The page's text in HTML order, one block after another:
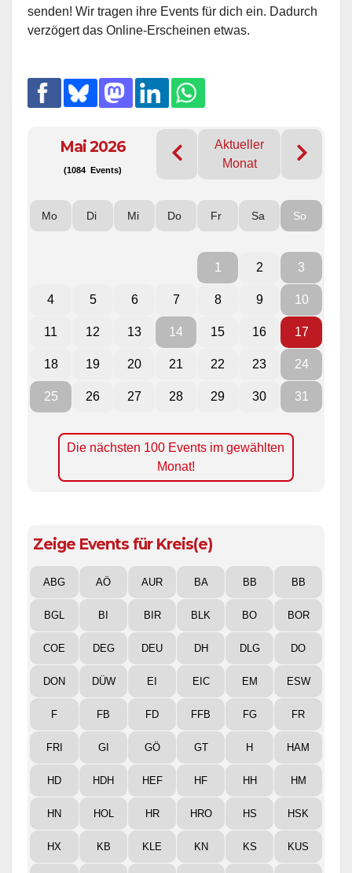
senden! Wir tragen ihre Events für dich ein. Dadurch
verzögert das Online-Erscheinen etwas.
Mai 2026
(1084 Events)
Aktueller
Monat
Mo Di Mi Do Fr Sa So
1 2 3
4 5 6 7 8 9 10
11 12 13 14 15 16 17
18 19 20 21 22 23 24
25 26 27 28 29 30 31
Die nächsten 100 Events im gewählten
Monat!
Zeige Events für Kreis(e)
ABG AÖ AUR BA BB BB
BGL BI BIR BLK BO BOR
COE DEG DEU DH DLG DO
DON DÜW EI EIC EM ESW
F FB FD FFB FG FR
FRI GI GÖ GT H HAM
HD HDH HEF HF HH HM
HN HOL HR HRO HS HSK
HX KB KLE KN KS KUS